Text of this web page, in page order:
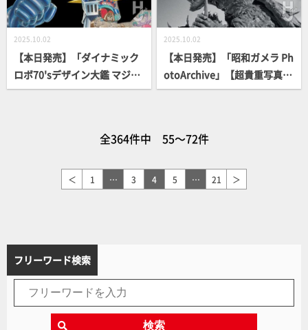
2025.10.02
【本日発売】「ダイナミック
ロボ70'sデザイン大鑑 マジン
ガーシリーズ編 豪放雷落」
2025.10.02
【本日発売】「昭和ガメラ Ph
otoArchive」【超貴重写真
集】
全364件中 55～72件
＜ 1 … 3 4 5 … 21 ＞
フリーワード検索
検索